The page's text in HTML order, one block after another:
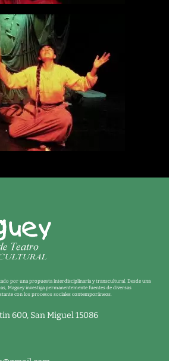
por una propuesta interdisciplinaria y transcultural. Desde una
Maguey investiga permanentemente fuentes de diversas
con los procesos sociales contemporáneos.
600, San Miguel 15086